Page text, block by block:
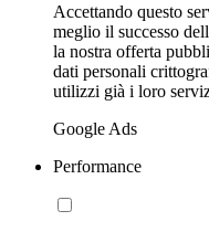
Accettando questo
meglio il successo
la nostra offerta
dati personali
utilizzi già i loro
Google Ads
Performance